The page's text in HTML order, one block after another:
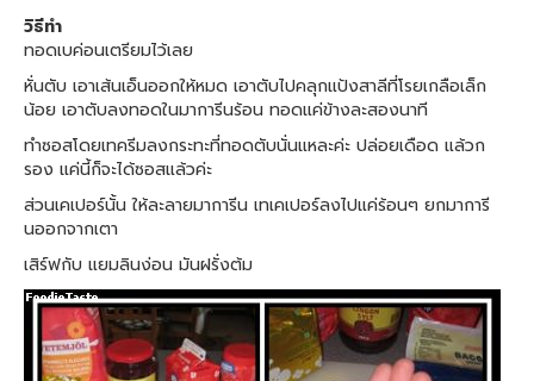
วิธีทำ
ทอดเบค่อนเตรียมไว้เลย
หั่นตับ เอาเส้นเอ็นออกให้หมด เอาตับไปคลุกแป้งสาลีที่โรยเกลือเล็ก
น้อย เอาตับลงทอดในมาการีนร้อน ทอดแค่ข้างละสองนาที
ทำซอสโดยเทครีมลงกระทะที่ทอดตับนั่นแหละค่ะ ปล่อยเดือด แล้วก
รอง แค่นี้ก็จะได้ซอสแล้วค่ะ
ส่วนเคเปอร์นั้น ให้ละลายมาการีน เทเคเปอร์ลงไปแค่ร้อนๆ ยกมาการี
นออกจากเตา
เสิร์ฟกับ แยมลินง่อน มันฝรั่งต้ม